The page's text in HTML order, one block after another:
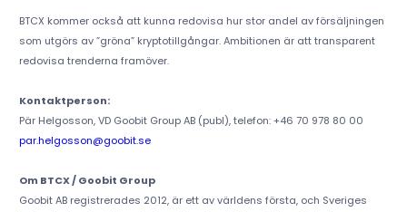
BTCX kommer också att kunna redovisa hur stor andel av försäljningen
som utgörs av ”gröna” kryptotillgångar. Ambitionen är att transparent
redovisa trenderna framöver.
Kontaktperson:
Pär Helgosson, VD Goobit Group AB (publ), telefon: +46 70 978 80 00
par.helgosson@goobit.se
Om BTCX / Goobit Group
Goobit AB registrerades 2012, är ett av världens första, och Sveriges